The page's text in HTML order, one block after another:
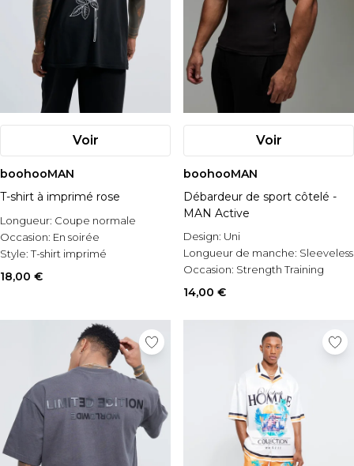
Voir
boohooMAN
T-shirt à imprimé rose
Longueur: Coupe normale
Occasion: En soirée
Style:T-shirt imprimé
18,00 €
Voir
boohooMAN
Débardeur de sport côtelé -
MAN Active
Design: Uni
Longueur de manche: Sleeveless
Occasion: Strength Training
14,00 €